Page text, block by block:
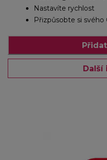
Nastavíte rychlost
Přizpůsobte si svého
Další